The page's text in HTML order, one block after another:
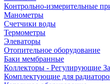
Контрольно-измерительные
Манометры
Счетчики воды
Термометры
Элеваторы
Отопительное оборудование
Баки мембранные
Коллекторы - Регулирующие
Комплектующие для